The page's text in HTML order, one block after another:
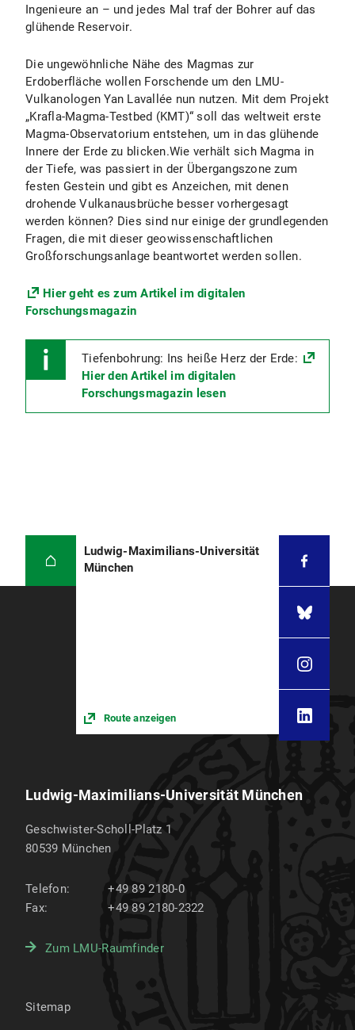
Ingenieure an – und jedes Mal traf der Bohrer auf das
glühende Reservoir.
Die ungewöhnliche Nähe des Magmas zur
Erdoberfläche wollen Forschende um den LMU-
Vulkanologen Yan Lavallée nun nutzen. Mit dem Projekt
„Krafla-Magma-Testbed (KMT)“ soll das weltweit erste
Magma-Observatorium entstehen, um in das glühende
Innere der Erde zu blicken.Wie verhält sich Magma in
der Tiefe, was passiert in der Übergangszone zum
festen Gestein und gibt es Anzeichen, mit denen
drohende Vulkanausbrüche besser vorhergesagt
werden können? Dies sind nur einige der grundlegenden
Fragen, die mit dieser geowissenschaftlichen
Großforschungsanlage beantwortet werden sollen.
Hier geht es zum Artikel im digitalen
Forschungsmagazin
Tiefenbohrung: Ins heiße Herz der Erde:
Hier den Artikel im digitalen
Forschungsmagazin lesen
Ludwig-Maximilians-Universität
München
Route anzeigen
Ludwig-Maximilians-Universität München
Geschwister-Scholl-Platz 1
80539 München
Telefon:
+49 89 2180-0
Fax:
+49 89 2180-2322
Zum LMU-Raumfinder
Sitemap